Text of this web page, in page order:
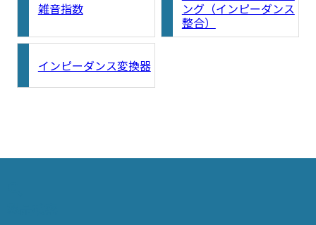
雑音指数
ング（インピーダンス
整合）
インピーダンス変換器